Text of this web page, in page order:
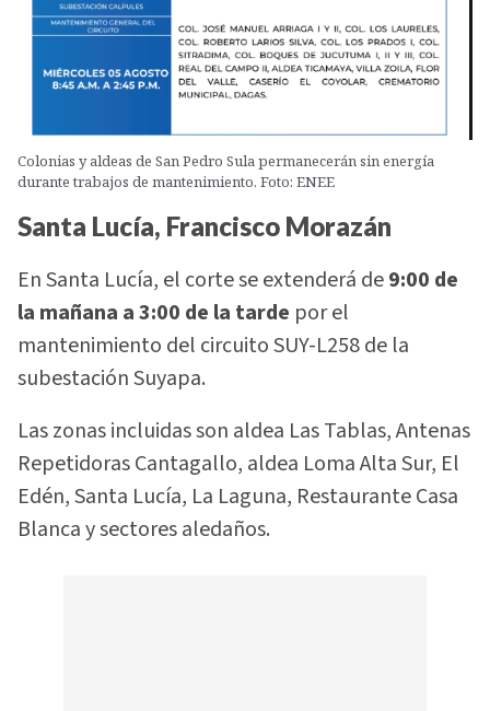
Colonias y aldeas de San Pedro Sula permanecerán sin energía
durante trabajos de mantenimiento. Foto: ENEE
Santa Lucía, Francisco Morazán
En Santa Lucía, el corte se extenderá de9:00 de
la mañana a 3:00 de la tarde por el
mantenimiento del circuito SUY-L258 de la
subestación Suyapa.
Las zonas incluidas son aldea Las Tablas, Antenas
Repetidoras Cantagallo, aldea Loma Alta Sur, El
Edén, Santa Lucía, La Laguna, Restaurante Casa
Blanca y sectores aledaños.